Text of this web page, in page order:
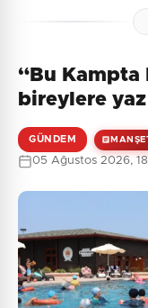
“Bu Kampta
bireylere
GÜNDEM
05 Ağustos 2026,